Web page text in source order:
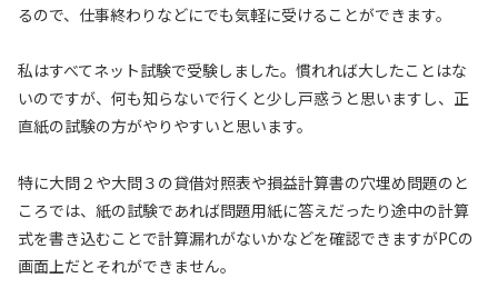
るので、仕事終わりなどにでも気軽に受けることができます。
私はすべてネット試験で受験しました。慣れれば大したことはな
いのですが、何も知らないで行くと少し戸惑うと思いますし、正
直紙の試験の方がやりやすいと思います。
特に大問２や大問３の貸借対照表や損益計算書の穴埋め問題のと
ころでは、紙の試験であれば問題用紙に答えだったり途中の計算
式を書き込むことで計算漏れがないかなどを確認できますがPCの
画面上だとそれができません。